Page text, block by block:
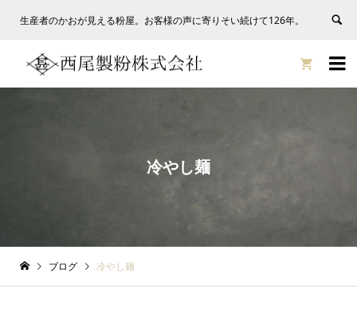
生産者のかおが見える粉屋。お客様の声に寄りそい続けて126年。


冷やし麺
ブログ 冷やし麺